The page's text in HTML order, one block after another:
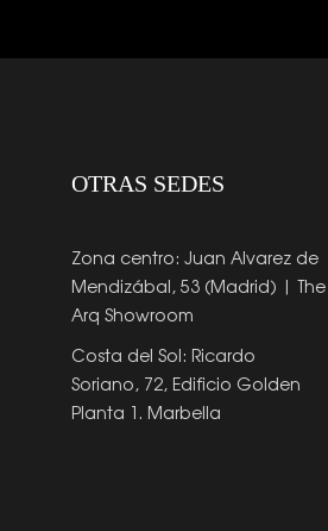
OTRAS SEDES
Zona centro: Juan Alvarez de
Mendizábal, 53 (Madrid) | The
Arq Showroom
Costa del Sol: Ricardo
Soriano, 72, Edificio Golden
Planta 1. Marbella